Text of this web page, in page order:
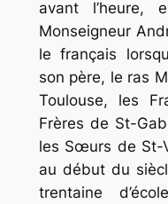
avant l’heure,
Monseigneur
le français
son père, le ras
Toulouse, les
Frères de St-
les Sœurs de St-
au début du
trentaine